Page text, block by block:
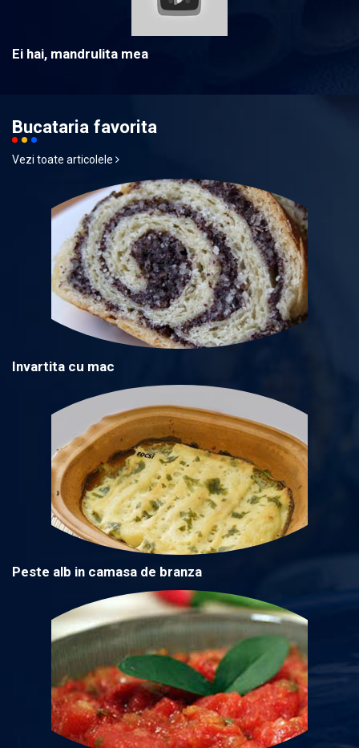
Ei hai, mandrulita mea
Bucataria favorita
Vezi toate articolele
Invartita cu mac
Peste alb in camasa de branza